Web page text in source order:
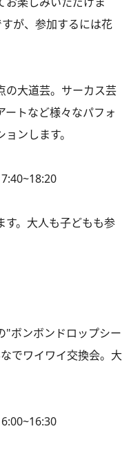
が、参加するには花
の大道芸。サーカス芸
ートなど様々なパフォ
ンします。
す。大人も子どもも参
"ボンボンドロップシー
でワイワイ交換会。大